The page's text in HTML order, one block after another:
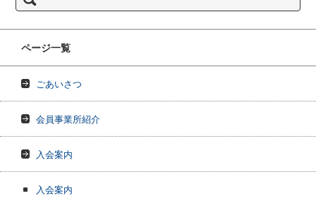
ページ一覧
ごあいさつ
会員事業所紹介
入会案内
入会案内